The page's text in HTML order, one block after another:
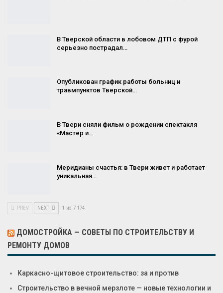
В Тверской области в лобовом ДТП с фурой
серьезно пострадал…
Опубликован график работы больниц и
травмпунктов Тверской…
В Твери сняли фильм о рождении спектакля
«Мастер и…
Меридианы счастья: в Твери живет и работает
уникальная…
PREV NEXT 1 из 7 174
ДОМОСТРОЙКА — СОВЕТЫ ПО СТРОИТЕЛЬСТВУ И
РЕМОНТУ ДОМОВ
Каркасно-щитовое строительство: за и против
Строительство в вечной мерзлоте — новые технологии и